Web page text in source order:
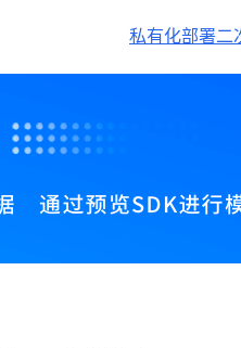
私有化部署二